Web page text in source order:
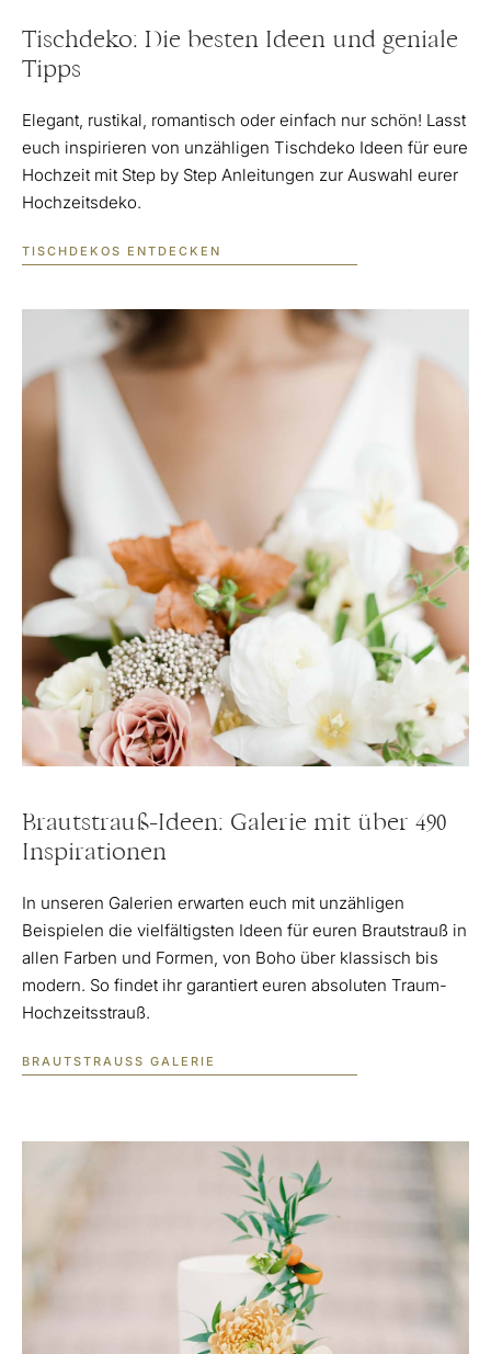
Tischdeko: Die besten Ideen und geniale
Tipps
Elegant, rustikal, romantisch oder einfach nur schön! Lasst
euch inspirieren von unzähligen Tischdeko Ideen für eure
Hochzeit mit Step by Step Anleitungen zur Auswahl eurer
Hochzeitsdeko.
TISCHDEKOS ENTDECKEN
Brautstrauß-Ideen: Galerie mit über 490
Inspirationen
In unseren Galerien erwarten euch mit unzähligen
Beispielen die vielfältigsten Ideen für euren Brautstrauß in
allen Farben und Formen, von Boho über klassisch bis
modern. So findet ihr garantiert euren absoluten Traum-
Hochzeitsstrauß.
BRAUTSTRAUSS GALERIE